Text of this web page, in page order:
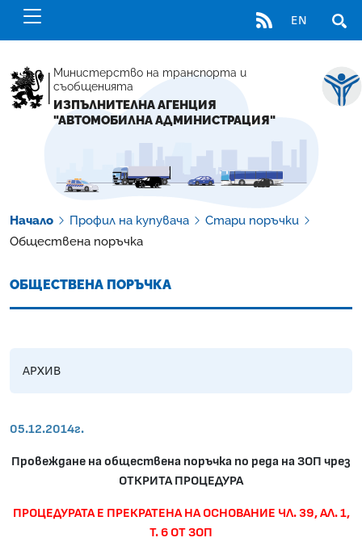
RSS EN
Министерство на транспорта и
съобщенията
ИЗПЪЛНИТЕЛНА АГЕНЦИЯ
"АВТОМОБИЛНА АДМИНИСТРАЦИЯ"
Начало Профил на купувача
Стари поръчки
Обществена поръчка
ОБЩЕСТВЕНА ПОРЪЧКА
АРХИВ
05.12.2014г.
Провеждане на обществена поръчка по реда на ЗОП чрез
ОТКРИТА ПРОЦЕДУРА
ПРОЦЕДУРАТА Е ПРЕКРАТЕНА НА ОСНОВАНИЕ ЧЛ. 39, АЛ. 1,
Т. 6 ОТ ЗОП